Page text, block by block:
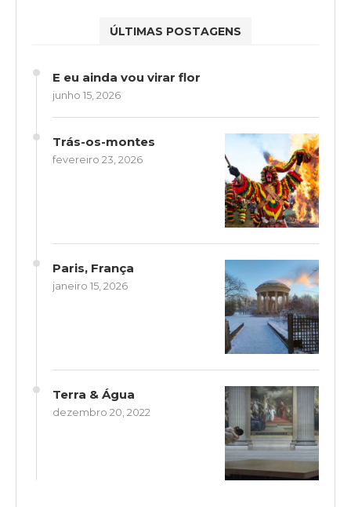
ÚLTIMAS POSTAGENS
E eu ainda vou virar flor
junho 15, 2026
Trás-os-montes
fevereiro 23, 2026
Paris, França
janeiro 15, 2026
Terra & Água
dezembro 20, 2022